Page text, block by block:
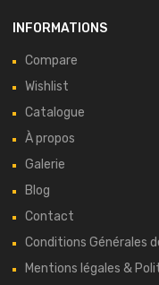
INFORMATIONS
Compare
Wishlist
Catalogue
À propos
Galerie
Blog
Contact
Conditions Générales
Mentions légales &